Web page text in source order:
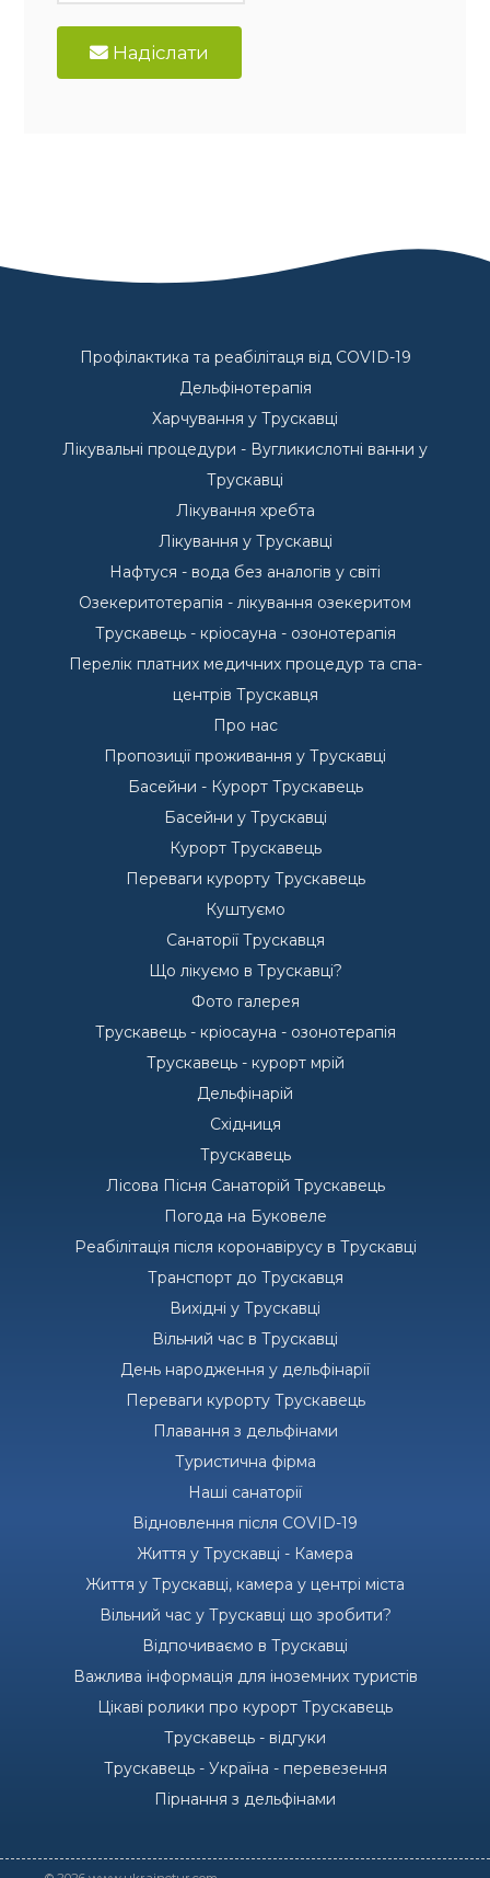
Надіслати
Профілактика та реабілітаця від COVID-19
Дельфінотерапія
Харчування у Трускавці
Лікувальні процедури - Вугликислотні ванни у
Трускавці
Лікування хребта
Лікування у Трускавці
Нафтуся - вода без аналогів у світі
Озекеритотерапія - лікування озекеритом
Трускавець - кріосауна - озонотерапія
Перелік платних медичних процедур та спа-
центрів Трускавця
Про нас
Пропозиції проживання у Трускавці
Басейни - Курорт Трускавець
Басейни у Трускавці
Курорт Трускавець
Переваги курорту Трускавець
Куштуємо
Санаторії Трускавця
Що лікуємо в Трускавці?
Фото галерея
Трускавець - кріосауна - озонотерапія
Трускавець - курорт мрій
Дельфінарій
Східниця
Трускавець
Лісова Пісня Санаторій Трускавець
Погода на Буковеле
Реабілітація після коронавірусу в Трускавці
Транспорт до Трускавця
Вихідні у Трускавці
Вільний час в Трускавці
День народження у дельфінарії
Переваги курорту Трускавець
Плавання з дельфінами
Туристична фірма
Наші санаторії
Відновлення після COVID-19
Життя у Трускавці - Камера
Життя у Трускавці, камера у центрі міста
Вільний час у Трускавці що зробити?
Відпочиваємо в Трускавці
Важлива інформація для іноземних туристів
Цікаві ролики про курорт Трускавець
Трускавець - відгуки
Трускавець - Україна - перевезення
Пірнання з дельфінами